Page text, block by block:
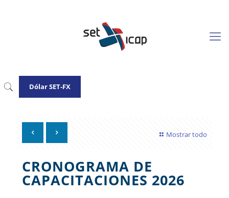
Dólar SET-FX
Mostrar todo
CRONOGRAMA DE
CAPACITACIONES 2026